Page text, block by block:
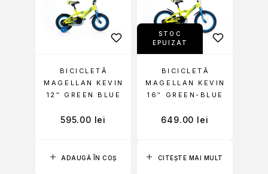
ADAUGĂ ÎN COȘ
BICICLETĂ
MAGELLAN KEVIN
12″ GREEN BLUE
595.00 lei
STOC
EPUIZAT
CITEȘTE MAI MULT
BICICLETĂ
MAGELLAN KEVIN
16″ GREEN-BLUE
649.00 lei